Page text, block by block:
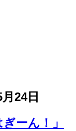
24日
ーん！」